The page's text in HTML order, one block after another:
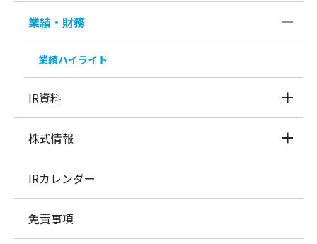
業績・財務
業績ハイライト
IR資料
株式情報
IRカレンダー
免責事項